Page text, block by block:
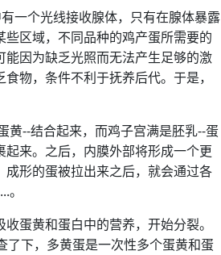
一个光线接收腺体，只有在腺体暴露
区域，不同品种的鸡产蛋所需要的
因为缺乏光照而无法产生足够的激
物，条件不利于抚养后代。于是，
黄--结合起来，而鸡子宫满是胚乳--蛋
来。之后，内膜外部将形成一个更
形的蛋被拉出来之后，就会通过各
蛋黄和蛋白中的营养，开始分裂。
了下，多黄蛋是一次性多个蛋黄和蛋